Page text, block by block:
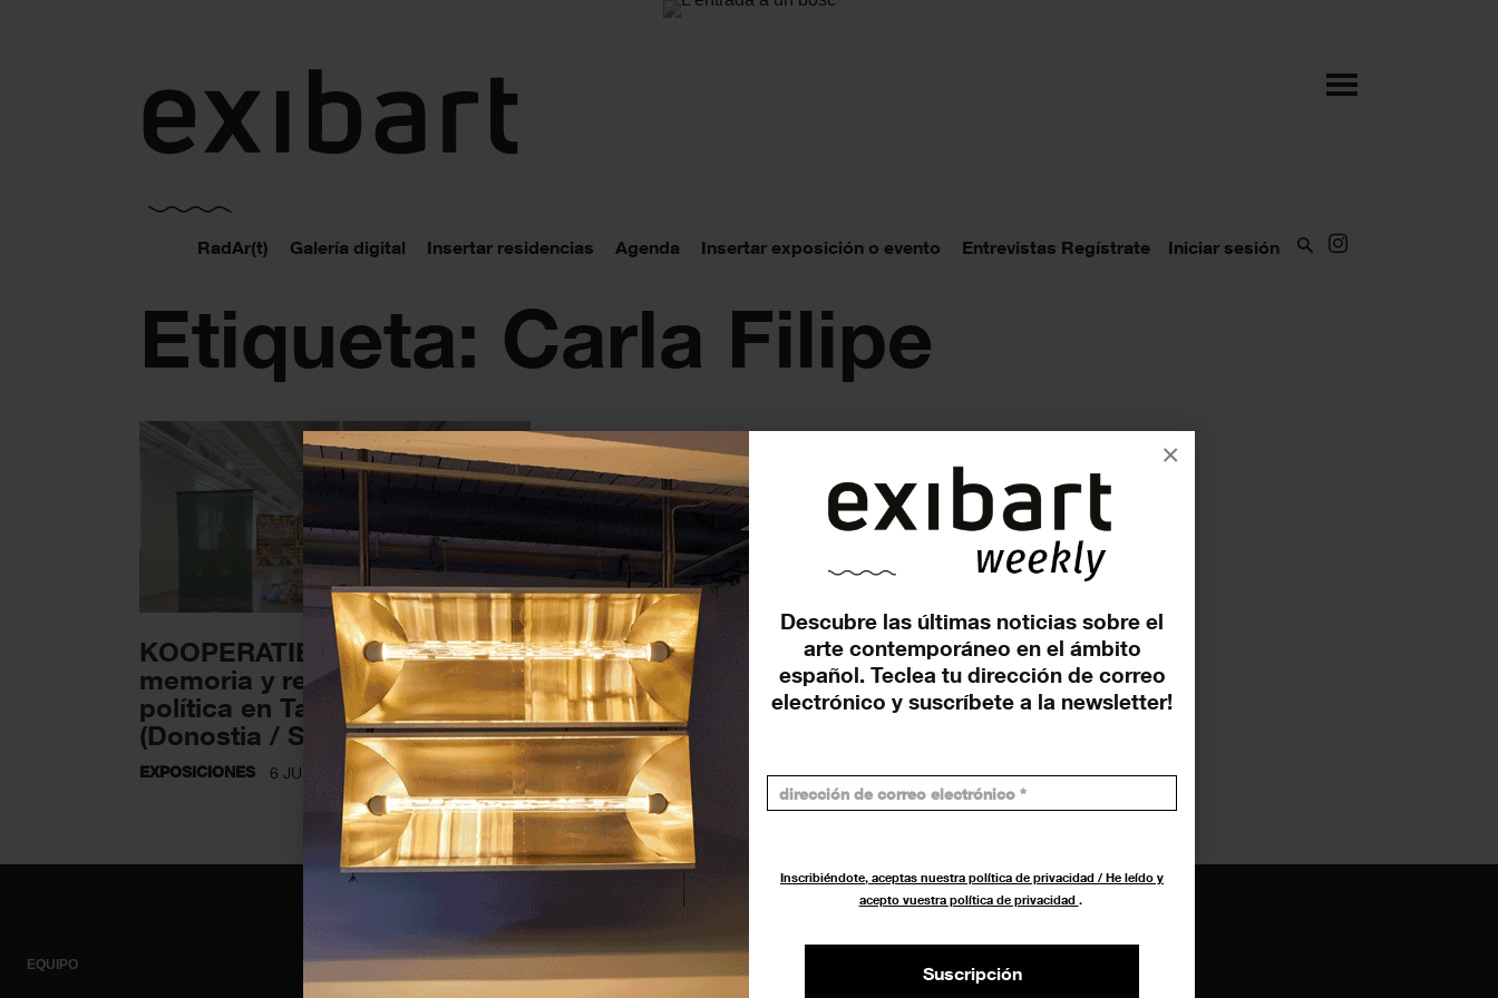
Descubre las últimas noticias sobre el
arte contemporáneo en el ámbito
español. Teclea tu dirección de correo
electrónico y suscríbete a la newsletter!
Inscribiéndote, aceptas nuestra política de privacidad / He leído y
acepto vuestra política de privacidad .
Suscripción
×
RadAr(t) Galería digital Insertar residencias Agenda Insertar exposición o evento Entrevistas Regístrate Iniciar sesión
Etiqueta: Carla Filipe
KOOPERATIBA: archivo,
memoria y representación
política en Tabakalera
(Donostia / San...
EXPOSICIONES 6 JULIO 2026
EQUIPO